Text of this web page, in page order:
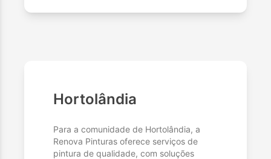
Hortolândia
Para a comunidade de Hortolândia, a
Renova Pinturas oferece serviços de
pintura de qualidade, com soluções